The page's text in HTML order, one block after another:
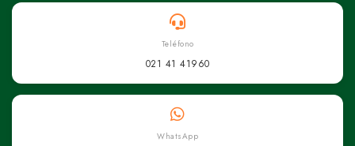
Teléfono
021 41 41960
WhatsApp